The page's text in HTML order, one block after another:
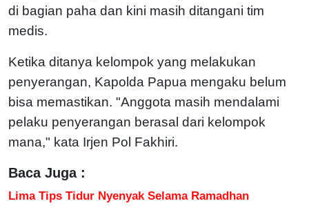
di bagian paha dan kini masih ditangani tim
medis.
Ketika ditanya kelompok yang melakukan
penyerangan, Kapolda Papua mengaku belum
bisa memastikan. "Anggota masih mendalami
pelaku penyerangan berasal dari kelompok
mana," kata Irjen Pol Fakhiri.
Baca Juga :
Lima Tips Tidur Nyenyak Selama Ramadhan